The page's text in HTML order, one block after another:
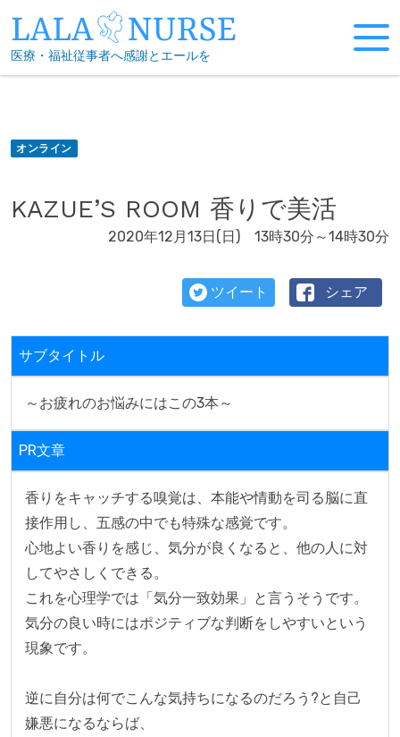
to
content
医療・福祉従事者へ感謝とエールを
オンライン
KAZUE’S ROOM 香りで美活
2020年12月13日(日) 13時30分～14時30分
ツイート シェア
サブタイトル
～お疲れのお悩みにはこの3本～
PR文章
香りをキャッチする嗅覚は、本能や情動を司る脳に直
接作用し、五感の中でも特殊な感覚です。
心地よい香りを感じ、気分が良くなると、他の人に対
してやさしくできる。
これを心理学では「気分一致効果」と言うそうです。
気分の良い時にはポジティブな判断をしやすいという
現象です。
逆に自分は何でこんな気持ちになるのだろう?と自己
嫌悪になるならば、